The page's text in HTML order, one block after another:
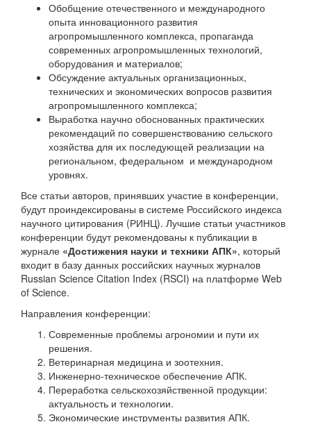
Обобщение отечественного и международного
опыта инновационного развития
агропромышленного комплекса, пропаганда
современных агропромышленных технологий,
оборудования и материалов;
Обсуждение актуальных организационных,
технических и экономических вопросов развития
агропромышленного комплекса;
Выработка научно обоснованных практических
рекомендаций по совершенствованию сельского
хозяйства для их последующей реализации на
региональном, федеральном и международном
уровнях.
Все статьи авторов, принявших участие в конференции,
будут проиндексированы в системе Российского индекса
научного цитирования (РИНЦ). Лучшие статьи участников
конференции будут рекомендованы к публикации в
журнале «Достижения науки и техники АПК», который
входит в базу данных российских научных журналов
Russian Science Citation Index (RSCI) на платформе Web
of Science.
Направления конференции:
Современные проблемы агрономии и пути их
решения.
Ветеринарная медицина и зоотехния.
Инженерно-техническое обеспечение АПК.
Переработка сельскохозяйственной продукции:
актуальность и технологии.
Экономические инструменты развития АПК.